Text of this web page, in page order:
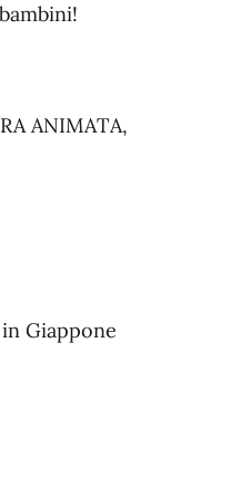
ANIMATA,
Giappone